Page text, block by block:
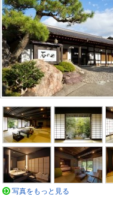
写真をもっと見る